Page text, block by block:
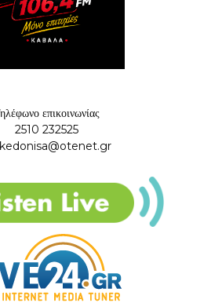
επικοινωνίας
2510 232525